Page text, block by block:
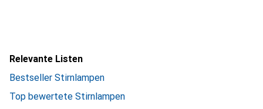
Relevante Listen
Bestseller Stirnlampen
Top bewertete Stirnlampen